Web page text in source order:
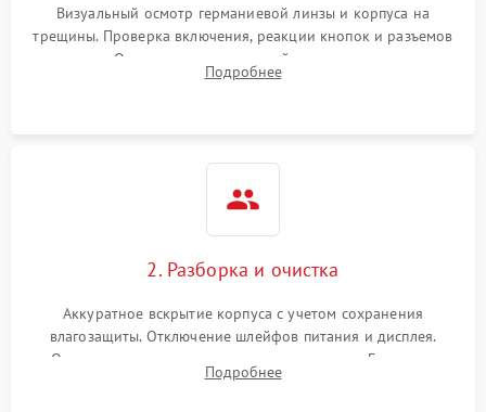
Визуальный осмотр германиевой линзы и корпуса на
трещины. Проверка включения, реакции кнопок и разъемов
зарядки. Оценка вывода тепловой сигнатуры на экран,
проверка базовых функций и считывание системных
Подробнее
2. Разборка и очистка
Аккуратное вскрытие корпуса с учетом сохранения
влагозащиты. Отключение шлейфов питания и дисплея.
Очистка внутренних плат от окислов и пыли. Бережная
обработка германиевого объектива специализированными
Подробнее